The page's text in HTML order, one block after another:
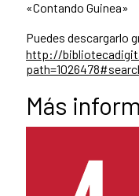
«Contando Guinea»
Puedes descargarlo
http://
Más